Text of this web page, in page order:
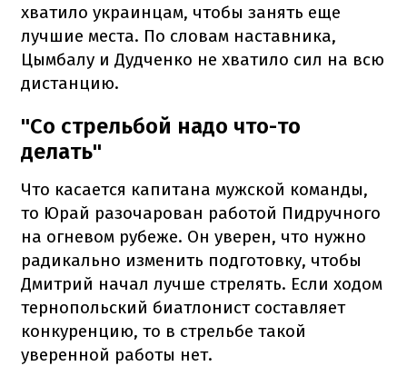
хватило украинцам, чтобы занять еще
лучшие места. По словам наставника,
Цымбалу и Дудченко не хватило сил на всю
дистанцию.
"Со стрельбой надо что-то
делать"
Что касается капитана мужской команды,
то Юрай разочарован работой Пидручного
на огневом рубеже. Он уверен, что нужно
радикально изменить подготовку, чтобы
Дмитрий начал лучше стрелять. Если ходом
тернопольский биатлонист составляет
конкуренцию, то в стрельбе такой
уверенной работы нет.